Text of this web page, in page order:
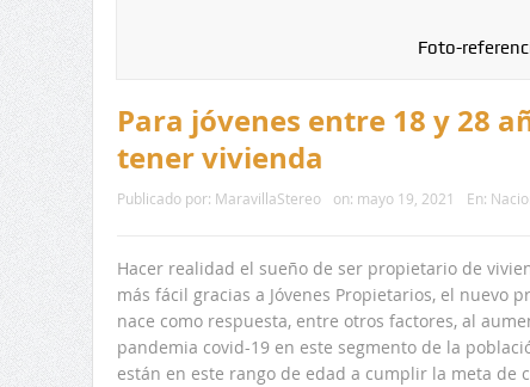
Foto-
Para jóvenes entre 18 y 28
tener vivienda
Publicado por: MaravillaStereo on: mayo 19, 2021 En:
Hacer realidad el sueño de ser propietario de
más fácil gracias a Jóvenes Propietarios, el nuevo
nace como respuesta, entre otros factores, al
pandemia covid-19 en este segmento de la
están en este rango de edad a cumplir la meta de